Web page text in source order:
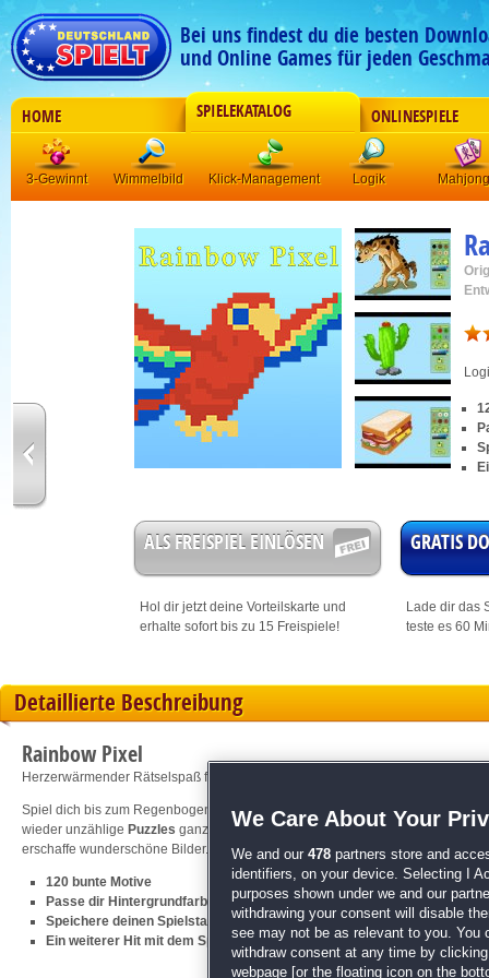
Bei uns findest du die besten
und Online Games für jeden
HOME SPIELEKATALOG ONLINESPIELE
3-Gewinnt Wimmelbild Klick-Management Logik Mahjong
ALS FREISPIEL EINLÖSEN
Hol dir jetzt deine Vorteilskarte und
erhalte sofort bis zu 15 Freispiele!
GRATIS
Lade dir das
teste es 60
Detaillierte Beschreibung
Rainbow Pixel
Herzerwärmender Rätselspaß für die ganze Familie!
Spiel dich bis zum Regenbogen und erwecke kunterbunte Motive zum
wieder unzählige Puzzles ganz im Stil des Klassikers Malen nach Zahlen.
erschaffe wunderschöne Bilder. Mach eine Pause vom grauen Alltag und
120 bunte Motive
Passe dir Hintergrundfarbe nach deinem Belieben an
Speichere deinen Spielstand zu jeder Zeit
Ein weiterer Hit mit dem Spielprinzip des Logik-ErfolgsPixel Art 3
We Care About Your
We and our 478 partners store and
identifiers, on your device. Selecting I
purposes shown under we and our
withdrawing your consent will disable
see may not be as relevant to you. You
withdraw consent at any time by
webpage [or the floating icon on the